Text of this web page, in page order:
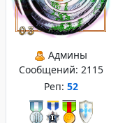
Админы
Сообщений: 2115
Реп: 52